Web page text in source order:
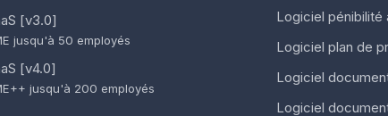
[v3.0]
jusqu'à 50 employés
[v4.0]
jusqu'à 200 employés
Logiciel pénibilité
Logiciel plan de
Logiciel
Logiciel